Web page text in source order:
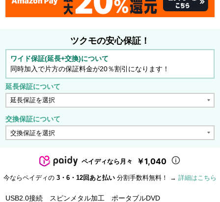
ツクモの安心保証！
ワイド保証(延長+交換)について
同時加入で片方の保証料金が20％割引になります！
延長保証について
交換保証について
ペイディなら月々 ￥1,040
今ならペイディの 3・6・12回あと払い 分割手数料無料！ → 詳細はこちら
USB2.0接続 スピンメタル加工 ポータブルDVD